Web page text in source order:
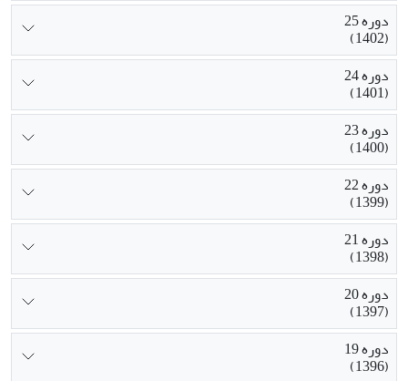
دوره 25
(1402)
دوره 24
(1401)
دوره 23
(1400)
دوره 22
(1399)
دوره 21
(1398)
دوره 20
(1397)
دوره 19
(1396)